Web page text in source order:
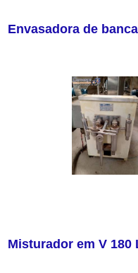
Envasadora de
Misturador em V 180